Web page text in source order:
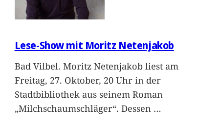
Lese-Show mit Moritz Netenjakob
Bad Vilbel. Moritz Netenjakob liest am
Freitag, 27. Oktober, 20 Uhr in der
Stadtbibliothek aus seinem Roman
„Milchschaumschläger“. Dessen …